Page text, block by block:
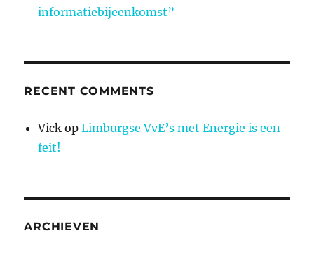
informatiebijeenkomst”
RECENT COMMENTS
Vick opLimburgse VvE’s met Energie is een
feit!
ARCHIEVEN